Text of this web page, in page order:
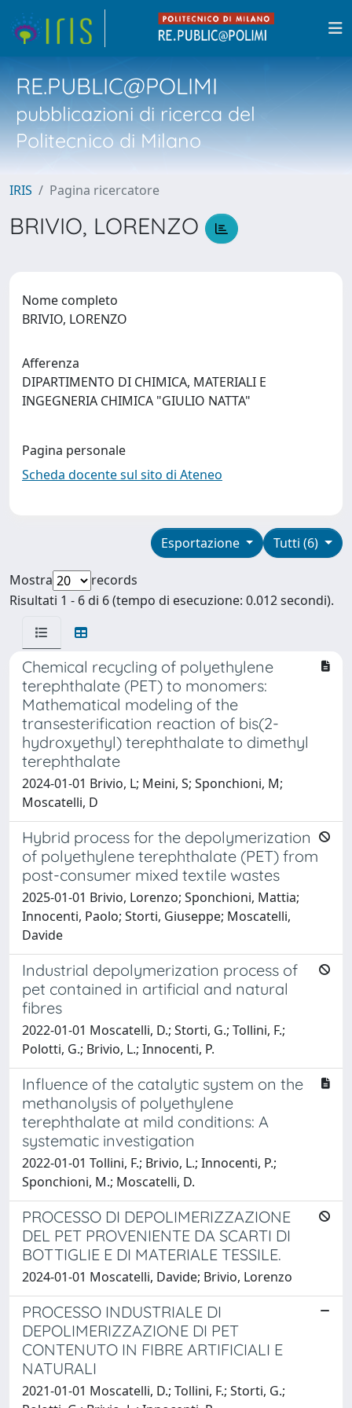
RE.PUBLIC@POLIMI
pubblicazioni di ricerca del
Politecnico di Milano
IRIS Pagina ricercatore
BRIVIO, LORENZO
Nome completo
BRIVIO, LORENZO
Afferenza
DIPARTIMENTO DI CHIMICA, MATERIALI E
INGEGNERIA CHIMICA "GIULIO NATTA"
Pagina personale
Scheda docente sul sito di Ateneo
Tutti (6)
Esportazione
Mostra
records
Risultati 1 - 6 di 6 (tempo di esecuzione: 0.012 secondi).
Chemical recycling of polyethylene
terephthalate (PET) to monomers:
Mathematical modeling of the
transesterification reaction of bis(2-
hydroxyethyl) terephthalate to dimethyl
terephthalate
2024-01-01 Brivio, L; Meini, S; Sponchioni, M;
Moscatelli, D
Hybrid process for the depolymerization
of polyethylene terephthalate (PET) from
post-consumer mixed textile wastes
2025-01-01 Brivio, Lorenzo; Sponchioni, Mattia;
Innocenti, Paolo; Storti, Giuseppe; Moscatelli,
Davide
Industrial depolymerization process of
pet contained in artificial and natural
fibres
2022-01-01 Moscatelli, D.; Storti, G.; Tollini, F.;
Polotti, G.; Brivio, L.; Innocenti, P.
Influence of the catalytic system on the
methanolysis of polyethylene
terephthalate at mild conditions: A
systematic investigation
2022-01-01 Tollini, F.; Brivio, L.; Innocenti, P.;
Sponchioni, M.; Moscatelli, D.
PROCESSO DI DEPOLIMERIZZAZIONE
DEL PET PROVENIENTE DA SCARTI DI
BOTTIGLIE E DI MATERIALE TESSILE.
2024-01-01 Moscatelli, Davide; Brivio, Lorenzo
PROCESSO INDUSTRIALE DI
DEPOLIMERIZZAZIONE DI PET
CONTENUTO IN FIBRE ARTIFICIALI E
NATURALI
2021-01-01 Moscatelli, D.; Tollini, F.; Storti, G.;